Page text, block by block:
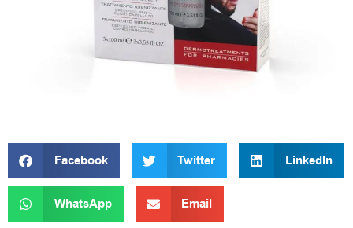
Facebook Twitter LinkedIn
WhatsApp Email